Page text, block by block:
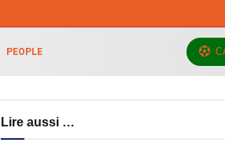
PEOPLE
Lire aussi …